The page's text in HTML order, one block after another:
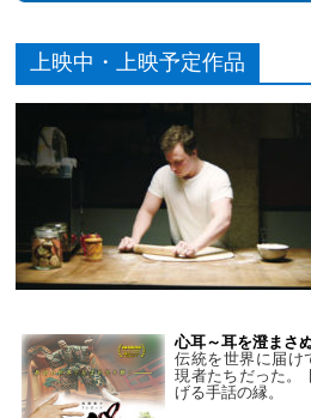
上映中・上映予定作品
心耳～耳を澄まさ
伝統を世界に届け
現者たちだった。
げる手話の縁。